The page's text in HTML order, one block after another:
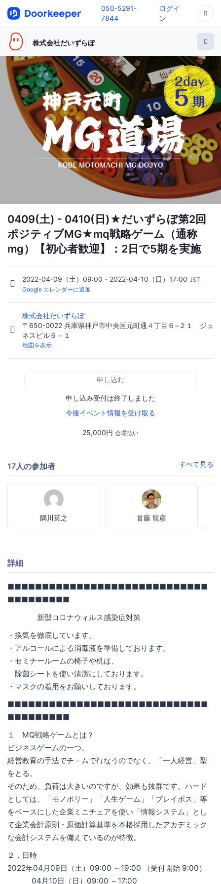
050-5291-
7844
ログイ
ン
株式会社だいずらぼ
0409(土) - 0410(日)★だいずらぼ第2回
ポジティブMG★mq戦略ゲーム（通称
mg）【初心者歓迎】：2日で5期を実施
2022-04-09（土）09:00 - 2022-04-10（日）17:00 JST
Google カレンダーに追加
株式会社だいずらぼ
〒650-0022 兵庫県神戸市中央区元町通４丁目６−２１ ジュ
ネスビル６－１
地図を表示
申し込む
申し込み受付は終了しました
今後イベント情報を受け取る
25,000円 会場払い
17人の参加者 すべて見る
隅川英之 首藤 龍彦
詳細
■■■■■■■■■■■■■■■■■■■■■■■■■■■■■
■■■■■■■■■
新型コロナウィルス感染症対策
・換気を徹底しています。
・アルコールによる消毒液を準備しております。
・セミナールームの椅子や机は、
除菌シートを使い清潔にしております。
・マスクの着用をお願いしております。
■■■■■■■■■■■■■■■■■■■■■■■■■■■■■
■■■■■■■■■
１ MQ戦略ゲームとは？
ビジネスゲームの一つ。
経営教育の手法でチ－ムで行なうのでなく、「一人経営」型
をとる。
そのため、負荷は大きいのですが、効果も抜群です。ハード
としては、「モノポリー」「人生ゲーム」「プレイボス」等
をベースにした企業ミニチュアを使い「情報システム」とし
て企業会計原則・原価計算基準を本格採用したアカデミック
な会計システムを備えているのが特徴。
２．日時
2022年04月09日（土）09:00 ～19:00 （受付開始 9:00）
04月10日（日）09:00 ～17:00